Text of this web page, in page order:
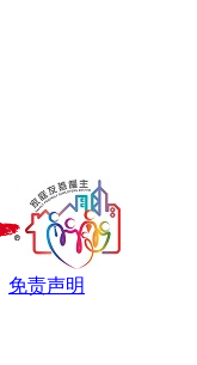
免责声明